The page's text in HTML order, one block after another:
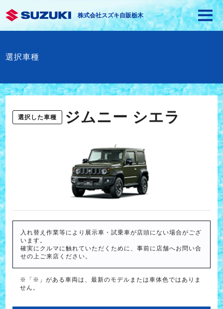
株式会社スズキ自販栃木
選択車種
選択した車種 ジムニー シエラ
入れ替え作業等により展示車・試乗車が店頭にない場合がござ
います。
確実にクルマに触れていただくために、事前に店舗へお問い合
せの上ご来店ください。
※「※」がある車両は、最新のモデルまたは車体色ではありま
せん。